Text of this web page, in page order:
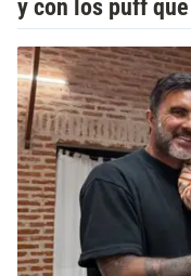
y con los puff